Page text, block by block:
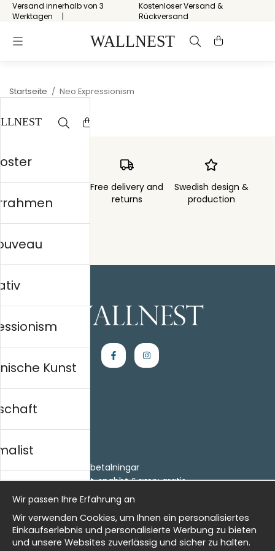
Versand innerhalb von 3
Werktagen
Kostenloser Versand &
Rückversand
Startseite / Neo Expressionism
3 days
Free delivery and
returns
Swedish design &
production
Einkaufen
Villkor
- Returer och återbetalningar
- Leverans - enkelt, snabbt &amp; gratis
Om cookies
Meine Favoriten
Information
Kunst
history
Wir passen Ihre Erfahrung an
Wir verwenden Cookies, um Ihnen ein personalisiertes
Einkaufserlebnis und personalisierte Werbung zu bieten
und unsere Websites zuverlässig und sicher zu halten.